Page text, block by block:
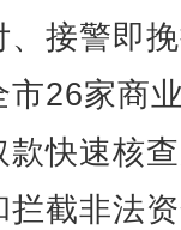
、接警即
市26家商
款快速核
拦截非法